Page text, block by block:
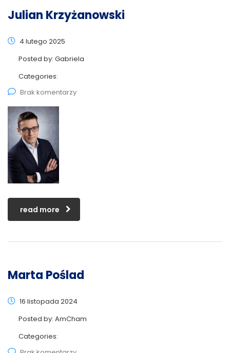
Julian Krzyżanowski
4 lutego 2025
Posted by: Gabriela
Categories:
Brak komentarzy
read more
Marta Poślad
16 listopada 2024
Posted by: AmCham
Categories: